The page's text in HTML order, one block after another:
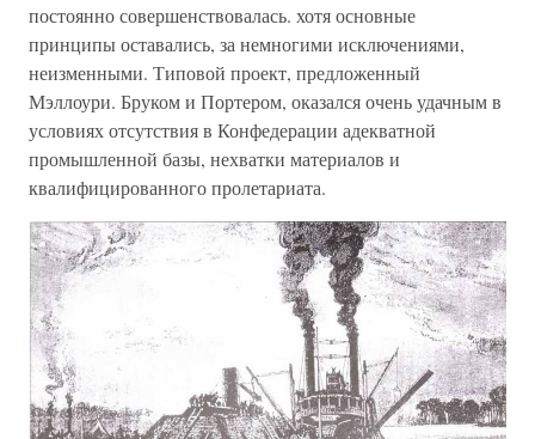
постоянно совершенствовалась. хотя основные
принципы оставались, за немногими исключениями,
неизменными. Типовой проект, предложенный
Мэллоури. Бруком и Портером, оказался очень удачным в
условиях отсутствия в Конфедерации адекватной
промышленной базы, нехватки материалов и
квалифицированного пролетариата.